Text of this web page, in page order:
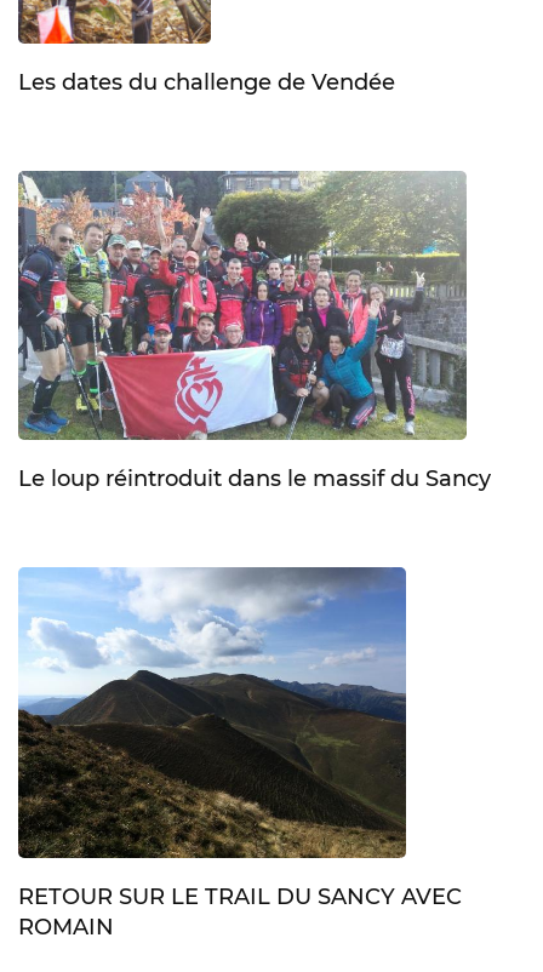
Les dates du challenge de Vendée
Le loup réintroduit dans le massif du Sancy
RETOUR SUR LE TRAIL DU SANCY AVEC
ROMAIN